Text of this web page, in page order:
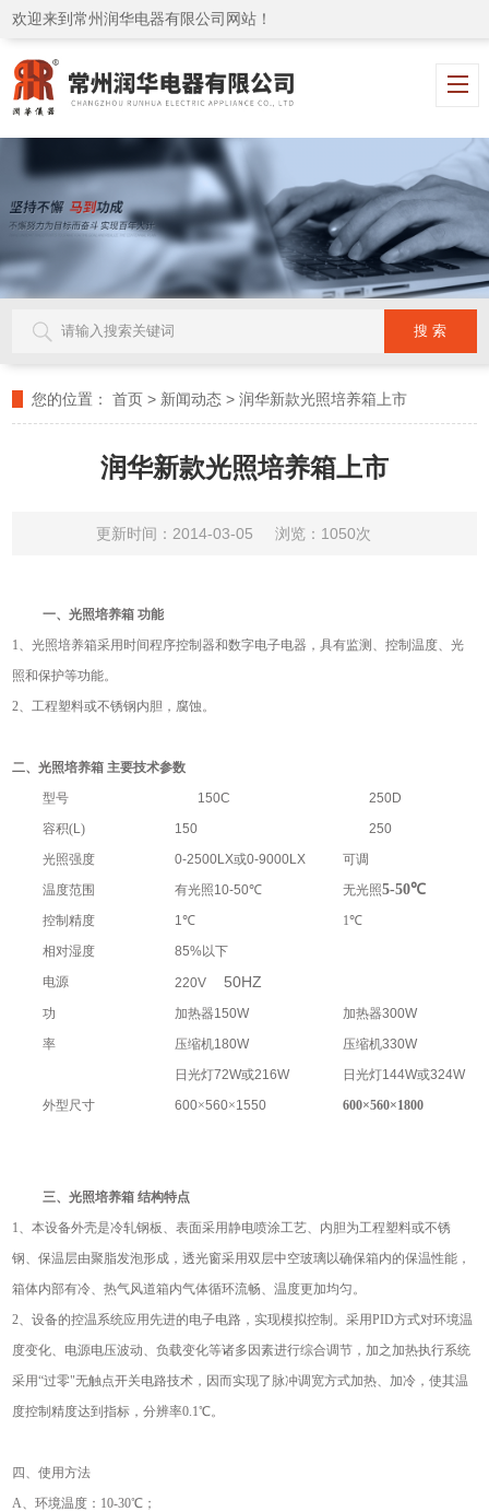
欢迎来到常州润华电器有限公司网站！
您的位置： 首页 > 新闻动态 >润华新款光照培养箱上市
润华新款光照培养箱上市
更新时间：2014-03-05 浏览：1050次
一、光照培养箱 功能
1
、光照培养箱采用时间程序控制器和数字电子电器，具有监测、控制温度、光
照和保护等功能。
2、工程塑料或不锈钢内胆，腐蚀。
二、光照培养箱 主要技术参数
型号
150C
250D
容积(L) 150
250
光照强度
0-2500LX或0-9000LX
可调
温度范围
有光照10-50℃ 无光照5-50℃
控制精度 1℃ 1℃
相对湿度
85%以下
电源
220V 50HZ
功
率
加热器150W
压缩机180W
日光灯72W或216W
加热器300W
压缩机330W
日光灯144W或324W
外型尺寸
600×560×1550 600×560×1800
三、光照培养箱 结构特点
1
、本设备外壳是冷轧钢板、表面采用静电喷涂工艺、内胆为工程塑料或不锈
钢、保温层由聚脂发泡形成，透光窗采用双层中空玻璃以确保箱内的保温性能，
箱体内部有冷、热气风道箱内气体循环流畅、温度更加均匀。
2、设备的控温系统应用先进的电子电路，实现模拟控制。采用PID方式对环境温
度变化、电源电压波动、负载变化等诸多因素进行综合调节，加之加热执行系统
采用“过零"无触点开关电路技术，因而实现了脉冲调宽方式加热、加冷，使其温
度控制精度达到指标，分辨率0.1℃。
四、使用方法
A、环境温度：10-30℃；